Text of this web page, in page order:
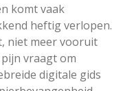
komt vaak
heftig verlopen.
niet meer vooruit
vraagt om
digitale gids